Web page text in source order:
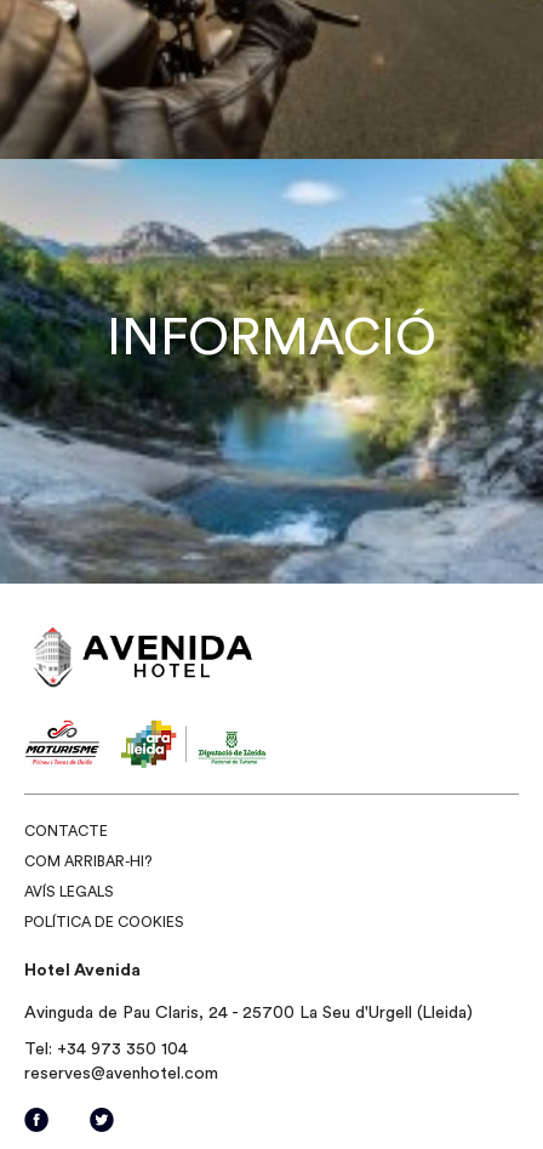
INFORMACIÓ
CONTACTE
COM ARRIBAR-HI?
AVÍS LEGALS
POLÍTICA DE COOKIES
Hotel Avenida
Avinguda de Pau Claris, 24 - 25700 La Seu d'Urgell (Lleida)
Tel: +34 973 350 104
reserves@avenhotel.com